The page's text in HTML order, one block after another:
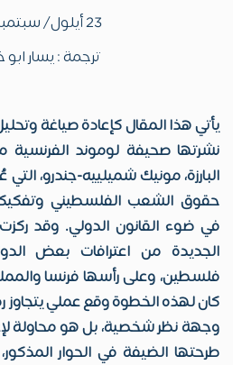
23 أيلول/ سبتمبر 2025
ترجمة : يسار
يأتي هذا المقال كإعادة صياغة
نشرتها صحيفة لوموند الفرنسية
البارزة، مونيك شميلييه-جندرو،
حقوق الشعب الفلسطيني
في ضوء القانون الدولي. وقد
الجديدة من اعترافات بعض
فلسطين، وعلى رأسها فرنسا
كان لهذه الخطوة وقع عملي يتجاوز
وجهة نظر شخصية، بل هو محاولة
طرحتها الضيفة في الحوار